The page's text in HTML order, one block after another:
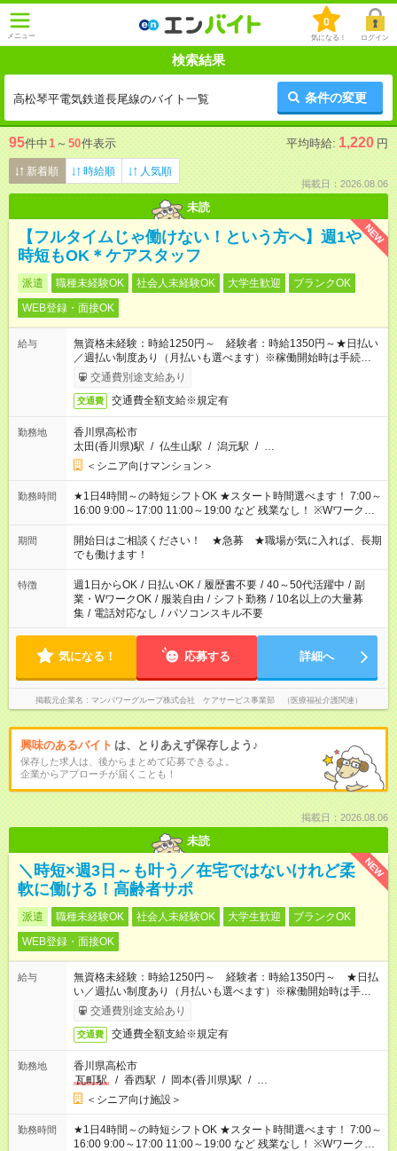
メニュー
0
気になる！ ログイン
検索結果
高松琴平電気鉄道長尾線のバイト一覧 条件の変更
95件中1 ～ 50件表示 平均時給: 1,220 円
新着順 時給順 人気順
掲載日：2026.08.06
未読
NEW
【フルタイムじゃ働けない！という方へ】週1や
時短もOK＊ケアスタッフ
派遣 職種未経験OK 社会人未経験OK 大学生歓迎
ブランクOK
WEB登録・面接OK
給与
無資格未経験：時給1250円～ 経験者：時給1350円～★日払い
／週払い制度あり（月払いも選べます）※稼働開始時は手続き完
了次第のお支払いとなります。
交通費別途支給あり
交通費 交通費全額支給※規定有
勤務地
香川県高松市
太田(香川県)駅 / 仏生山駅 / 潟元駅 / …
＜シニア向けマンション＞
勤務時間
★1日4時間～の時短シフトOK ★スタート時間選べます！ 7:00～
16:00 9:00～17:00 11:00～19:00 など 残業なし！ ※Wワークの
場合、他のお仕事と合わせ週40時間超の就業はご案内できませ
ん ※法令に基づき、週20時間以上勤務は社会保険への加入対象
となります ※労働者派遣法（日雇い派遣の原則禁止）により、
短時間・短期間の就業はご案内が難しい場合があります
期間
開始日はご相談ください！ ★急募 ★職場が気に入れば、長期
でも働けます！
特徴 週1日からOK / 日払いOK / 履歴書不要 / 40～50代活躍中 / 副
業・WワークOK / 服装自由 / シフト勤務 / 10名以上の大量募
集 / 電話対応なし / パソコンスキル不要
気になる！ 応募する 詳細へ
掲載元企業名 マンパワーグループ株式会社 ケアサービス事業部 （医療福祉介護関連）
興味のあるバイト は、とりあえず保存しよう♪
保存した求人は、後からまとめて応募できるよ。
企業からアプローチが届くことも！
掲載日：2026.08.06
未読
NEW
＼時短×週3日～も叶う／在宅ではないけれど柔
軟に働ける！高齢者サポ
派遣 職種未経験OK 社会人未経験OK 大学生歓迎
ブランクOK
WEB登録・面接OK
給与
無資格未経験：時給1250円～ 経験者：時給1350円～ ★日払
い／週払い制度あり（月払いも選べます）※稼働開始時は手続き
完了次第のお支払いとなります。
交通費別途支給あり
交通費 交通費全額支給※規定有
勤務地
香川県高松市
瓦町駅
/ 香西駅 / 岡本(香川県)駅 / …
＜シニア向け施設＞
勤務時間
★1日4時間～の時短シフトOK ★スタート時間選べます！ 7:00～
16:00 9:00～17:00 11:00～19:00 など 残業なし！ ※Wワークの